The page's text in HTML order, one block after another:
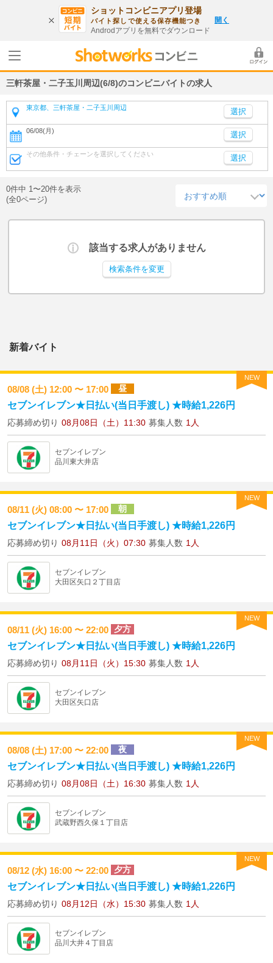
ショットコンビニアプリ登場
バイト探しで使える保存機能つき
Androdアプリを無料でダウンロード
開く
三軒茶屋・二子玉川周辺(6/8)のコンビニバイトの求人
東京都、三軒茶屋・二子玉川周辺
06/08(月) 選択
その他条件・チェーンを選択してください 選択
0件中 1〜20件を表示
(全0ページ)
該当する求人がありません
検索条件を変更
新着バイト
NEW
08/08 (土) 12:00 〜 17:00 昼
セブンイレブン★日払い(当日手渡し) ★時給1,226円
応募締め切り 08月08日（土）11:30 募集人数 1人
セブンイレブン
品川東大井店
NEW
08/11 (火) 08:00 〜 17:00 朝
セブンイレブン★日払い(当日手渡し) ★時給1,226円
応募締め切り 08月11日（火）07:30 募集人数 1人
セブンイレブン
大田区矢口２丁目店
NEW
08/11 (火) 16:00 〜 22:00 夕方
セブンイレブン★日払い(当日手渡し) ★時給1,226円
応募締め切り 08月11日（火）15:30 募集人数 1人
セブンイレブン
大田区矢口店
NEW
08/08 (土) 17:00 〜 22:00 夜
セブンイレブン★日払い(当日手渡し) ★時給1,226円
応募締め切り 08月08日（土）16:30 募集人数 1人
セブンイレブン
武蔵野西久保１丁目店
NEW
08/12 (水) 16:00 〜 22:00 夕方
セブンイレブン★日払い(当日手渡し) ★時給1,226円
応募締め切り 08月12日（水）15:30 募集人数 1人
セブンイレブン
品川大井４丁目店